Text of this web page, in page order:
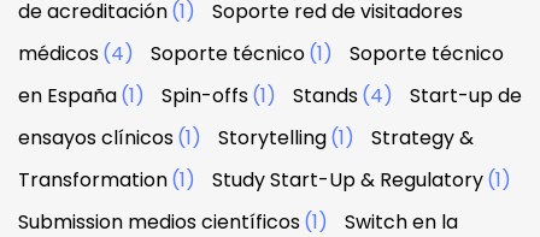
de acreditación(1)
Soporte red de visitadores
médicos(4) Soporte técnico(1)
Soporte técnico
en España(1) Spin-offs(1) Stands(4)
Start-up de
ensayos clínicos(1) Storytelling(1)
Strategy &
Transformation(1) Study Start-Up & Regulatory(1)
Submission medios científicos(1)
Switch en la